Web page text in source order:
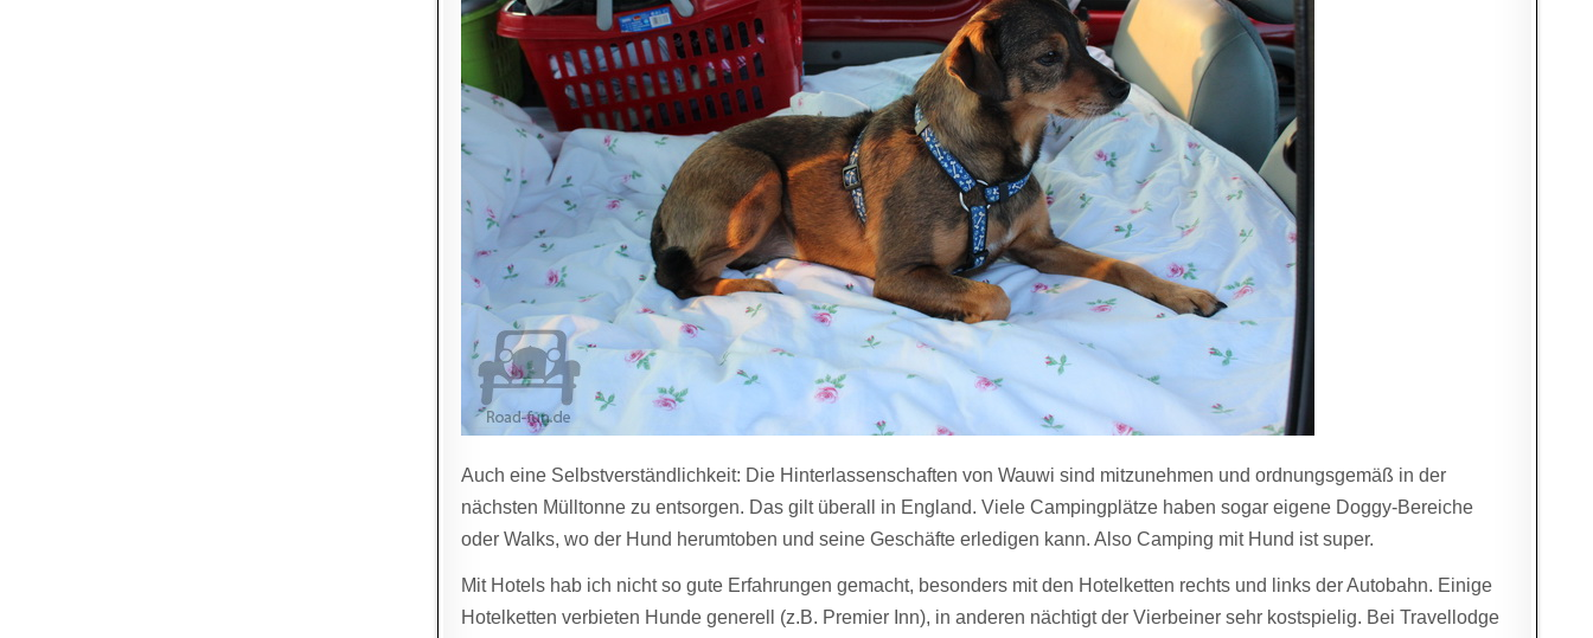
Auch eine Selbstverständlichkeit: Die Hinterlassenschaften von Wauwi sind mitzunehmen und ordnungsgemäß in der
nächsten Mülltonne zu entsorgen. Das gilt überall in England. Viele Campingplätze haben sogar eigene Doggy-Bereiche
oder Walks, wo der Hund herumtoben und seine Geschäfte erledigen kann. Also Camping mit Hund ist super.
Mit Hotels hab ich nicht so gute Erfahrungen gemacht, besonders mit den Hotelketten rechts und links der Autobahn. Einige
Hotelketten verbieten Hunde generell (z.B. Premier Inn), in anderen nächtigt der Vierbeiner sehr kostspielig. Bei Travellodge